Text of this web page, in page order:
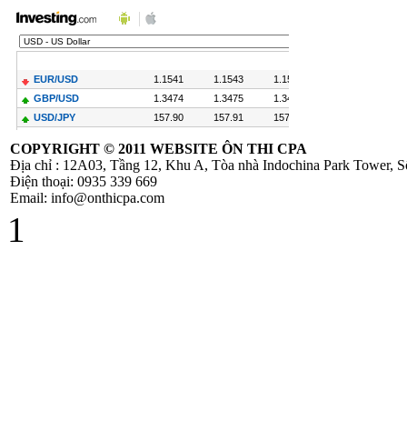
mới về thuế
GTGT
Hóa Đơn Bị Sai
Sót Nhỏ Vẫn
Được Chấp Nhận
TT 219/2013/TT-
COPYRIGHT © 2011 WEBSITE ÔN THI CPA
Địa chỉ : 12A03, Tầng 12, Khu A, Tòa nhà Indochina Park Tower,
Điện thoại: 0935 339 669
Email: info@onthicpa.com
1